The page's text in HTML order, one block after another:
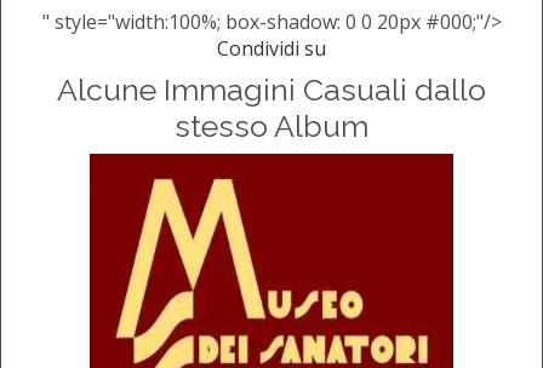
" style="width:100%; box-shadow: 0 0 20px #000;"/>
Condividi su
Alcune Immagini Casuali dallo
stesso Album